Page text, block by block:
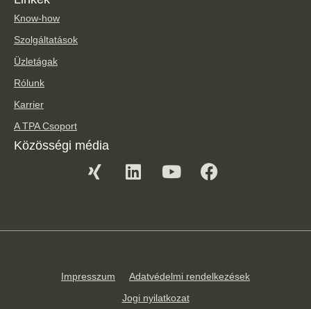
Know-how
Szolgáltatások
Üzletágak
Rólunk
Karrier
A TPA Csoport
Közösségi média
Impresszum
Adatvédelmi rendelkezések
Jogi nyilatkozat